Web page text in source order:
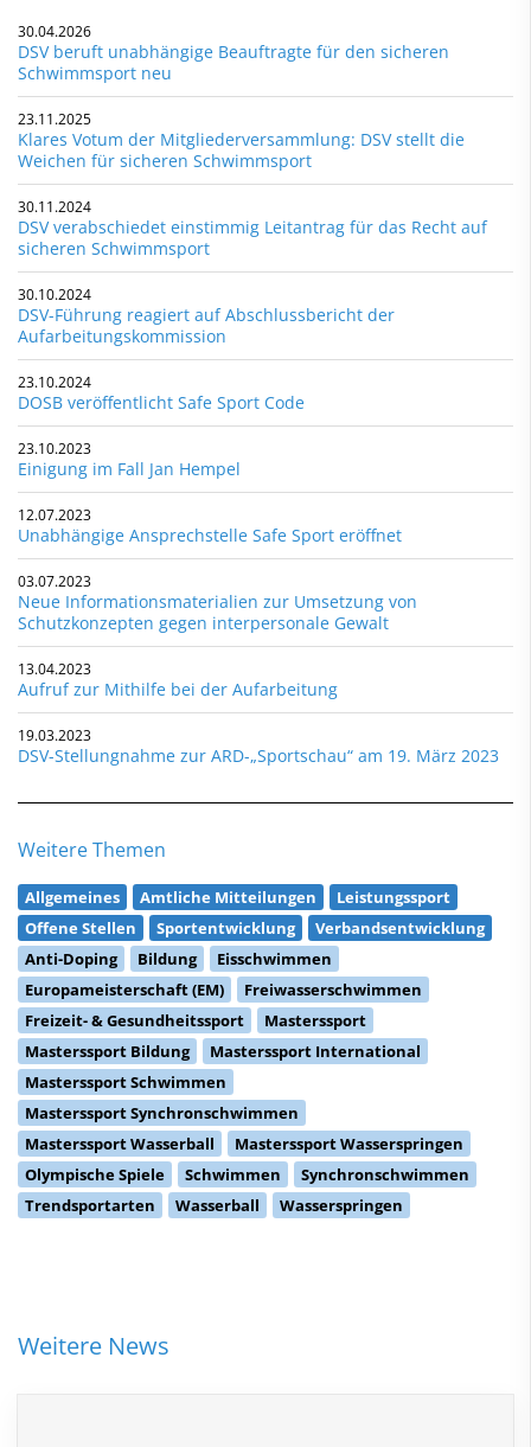
30.04.2026
DSV beruft unabhängige Beauftragte für den sicheren
Schwimmsport neu
23.11.2025
Klares Votum der Mitgliederversammlung: DSV stellt die
Weichen für sicheren Schwimmsport
30.11.2024
DSV verabschiedet einstimmig Leitantrag für das Recht auf
sicheren Schwimmsport
30.10.2024
DSV-Führung reagiert auf Abschlussbericht der
Aufarbeitungskommission
23.10.2024
DOSB veröffentlicht Safe Sport Code
23.10.2023
Einigung im Fall Jan Hempel
12.07.2023
Unabhängige Ansprechstelle Safe Sport eröffnet
03.07.2023
Neue Informationsmaterialien zur Umsetzung von
Schutzkonzepten gegen interpersonale Gewalt
13.04.2023
Aufruf zur Mithilfe bei der Aufarbeitung
19.03.2023
DSV-Stellungnahme zur ARD-„Sportschau“ am 19. März 2023
Weitere Themen
Allgemeines Amtliche Mitteilungen
Leistungssport
Offene Stellen
Sportentwicklung
Verbandsentwicklung
Anti-Doping
Bildung
Eisschwimmen
Europameisterschaft (EM)
Freiwasserschwimmen
Freizeit- & Gesundheitssport
Masterssport
Masterssport Bildung
Masterssport International
Masterssport Schwimmen
Masterssport Synchronschwimmen
Masterssport Wasserball
Masterssport Wasserspringen
Olympische Spiele
Schwimmen
Synchronschwimmen
Trendsportarten
Wasserball Wasserspringen
Weitere News